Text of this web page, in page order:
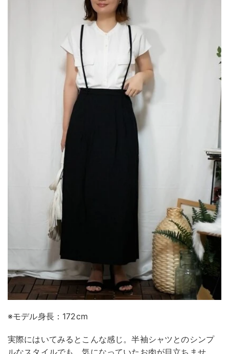
※モデル身長：172cm
実際にはいてみるとこんな感じ。半袖シャツとのシンプ
ルなスタイルでも、気になっていたお肉が目立ちませ